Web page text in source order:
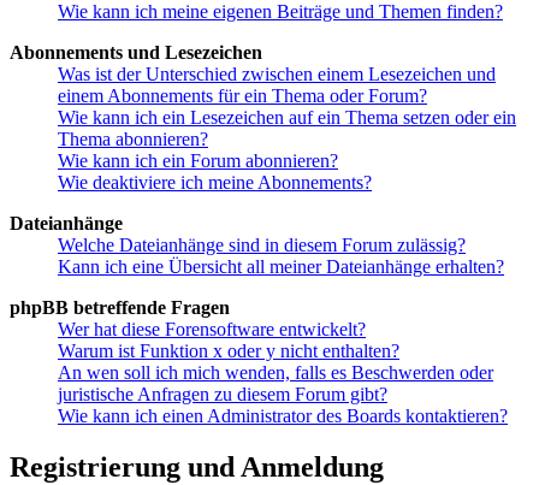
Wie kann ich meine eigenen Beiträge und Themen finden?
Abonnements und Lesezeichen
Was ist der Unterschied zwischen einem Lesezeichen und
einem Abonnements für ein Thema oder Forum?
Wie kann ich ein Lesezeichen auf ein Thema setzen oder ein
Thema abonnieren?
Wie kann ich ein Forum abonnieren?
Wie deaktiviere ich meine Abonnements?
Dateianhänge
Welche Dateianhänge sind in diesem Forum zulässig?
Kann ich eine Übersicht all meiner Dateianhänge erhalten?
phpBB betreffende Fragen
Wer hat diese Forensoftware entwickelt?
Warum ist Funktion x oder y nicht enthalten?
An wen soll ich mich wenden, falls es Beschwerden oder
juristische Anfragen zu diesem Forum gibt?
Wie kann ich einen Administrator des Boards kontaktieren?
Registrierung und Anmeldung